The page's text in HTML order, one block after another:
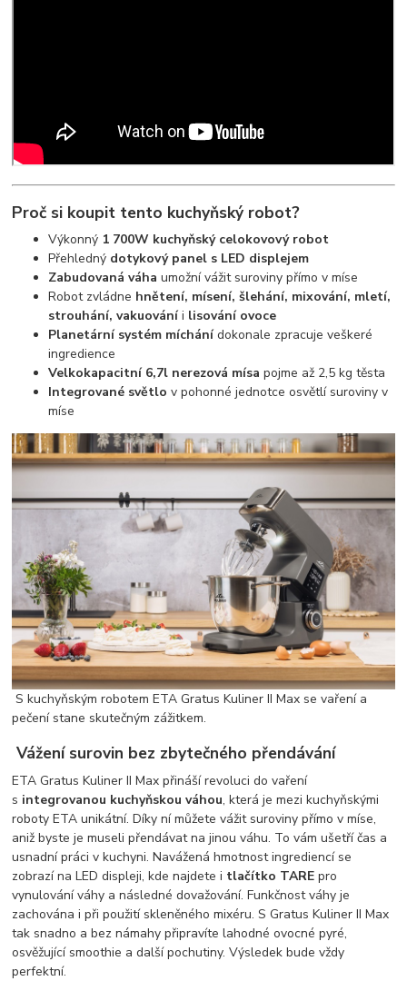
Proč si koupit tento kuchyňský robot?
Výkonný 1 700W kuchyňský celokovový robot
Přehledný dotykový panel s LED displejem
Zabudovaná váhaumožní vážit suroviny přímo v míse
Robot zvládne hnětení, mísení, šlehání, mixování, mletí,
strouhání, vakuováníi lisování ovoce
Planetární systém míchánídokonale zpracuje veškeré
ingredience
Velkokapacitní 6,7l nerezová mísa pojme až 2,5 kg těsta
Integrované světlo v pohonné jednotce osvětlí suroviny v
míse
S kuchyňským robotem ETA Gratus Kuliner II Max se vaření a
pečení stane skutečným zážitkem.
Vážení surovin bez zbytečného přendávání
ETA Gratus Kuliner II Max přináší revoluci do vaření
s integrovanou kuchyňskou váhou, která je mezi kuchyňskými
roboty ETA unikátní. Díky ní můžete vážit suroviny přímo v míse,
aniž byste je museli přendávat na jinou váhu. To vám ušetří čas a
usnadní práci v kuchyni. Navážená hmotnost ingrediencí se
zobrazí na LED displeji, kde najdete i tlačítko TARE pro
vynulování váhy a následné dovažování. Funkčnost váhy je
zachována i při použití skleněného mixéru. S Gratus Kuliner II Max
tak snadno a bez námahy připravíte lahodné ovocné pyré,
osvěžující smoothie a další pochutiny. Výsledek bude vždy
perfektní.